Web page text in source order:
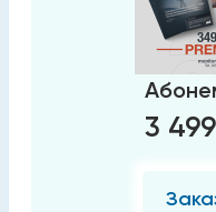
3 499